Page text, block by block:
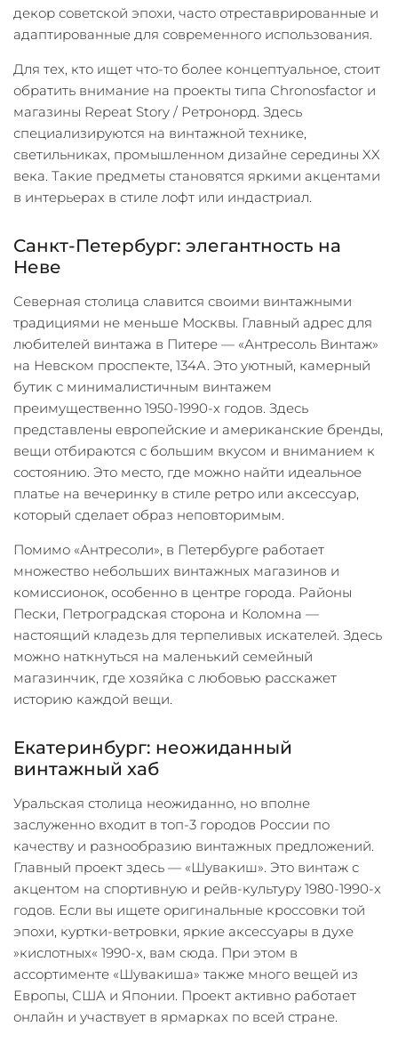
декор советской эпохи, часто отреставрированные и
адаптированные для современного использования.
Для тех, кто ищет что-то более концептуальное, стоит
обратить внимание на проекты типа Chronosfactor и
магазины Repeat Story / Ретронорд. Здесь
специализируются на винтажной технике,
светильниках, промышленном дизайне середины XX
века. Такие предметы становятся яркими акцентами
в интерьерах в стиле лофт или индастриал.
Санкт-Петербург: элегантность на
Неве
Северная столица славится своими винтажными
традициями не меньше Москвы. Главный адрес для
любителей винтажа в Питере — «Антресоль Винтаж»
на Невском проспекте, 134А. Это уютный, камерный
бутик с минималистичным винтажем
преимущественно 1950-1990-х годов. Здесь
представлены европейские и американские бренды,
вещи отбираются с большим вкусом и вниманием к
состоянию. Это место, где можно найти идеальное
платье на вечеринку в стиле ретро или аксессуар,
который сделает образ неповторимым.
Помимо «Антресоли», в Петербурге работает
множество небольших винтажных магазинов и
комиссионок, особенно в центре города. Районы
Пески, Петроградская сторона и Коломна —
настоящий кладезь для терпеливых искателей. Здесь
можно наткнуться на маленький семейный
магазинчик, где хозяйка с любовью расскажет
историю каждой вещи.
Екатеринбург: неожиданный
винтажный хаб
Уральская столица неожиданно, но вполне
заслуженно входит в топ-3 городов России по
качеству и разнообразию винтажных предложений.
Главный проект здесь — «Шувакиш». Это винтаж с
акцентом на спортивную и рейв-культуру 1980-1990-х
годов. Если вы ищете оригинальные кроссовки той
эпохи, куртки-ветровки, яркие аксессуары в духе
»кислотных« 1990-х, вам сюда. При этом в
ассортименте «Шувакиша» также много вещей из
Европы, США и Японии. Проект активно работает
онлайн и участвует в ярмарках по всей стране.